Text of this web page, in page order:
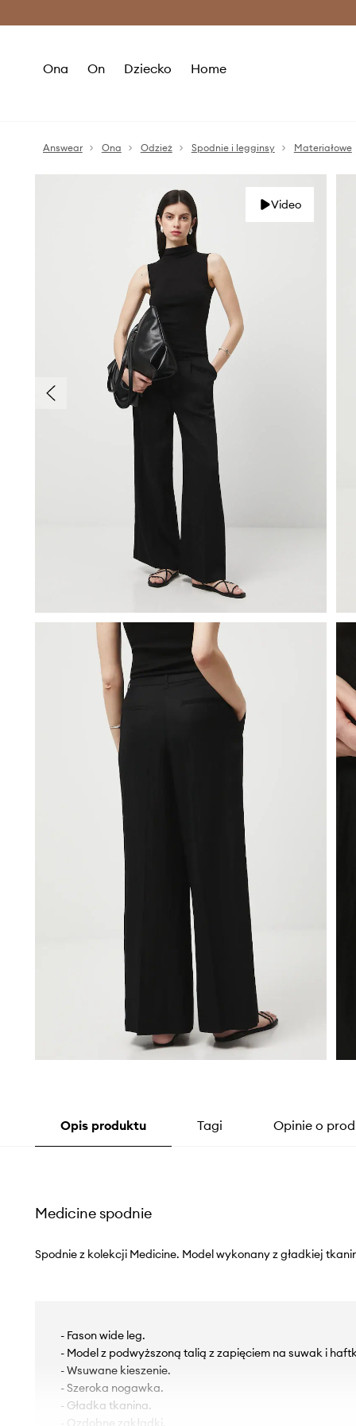
Ona On Dziecko Home
Answear Ona Odzież Spodnie i legginsy Materiałowe
Video
Opis produktu Tagi Opinie o
Medicine spodnie
Spodnie z kolekcji Medicine. Model wykonany z gładkiej
- Fason wide leg.
- Model z podwyższoną talią z zapięciem na suwak i
- Wsuwane kieszenie.
- Szeroka nogawka.
- Gładka tkanina.
- Ozdobne zakładki.